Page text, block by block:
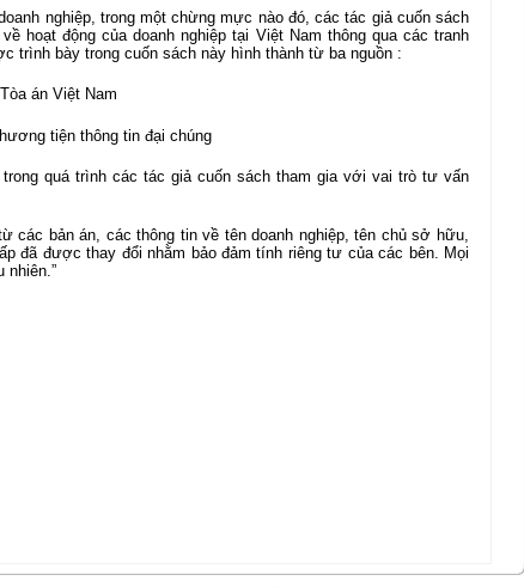
nghiệp, trong một chừng mực nào đó, các tác giả cuốn sách
hoạt động của doanh nghiệp tại Việt Nam thông qua các tranh
trình bày trong cuốn sách này hình thành từ ba nguồn :
án Việt Nam
tiện thông tin đại chúng
quá trình các tác giả cuốn sách tham gia với vai trò tư vấn
các bản án, các thông tin về tên doanh nghiệp, tên chủ sở hữu,
đã được thay đổi nhằm bảo đảm tính riêng tư của các bên. Mọi
nhiên.”